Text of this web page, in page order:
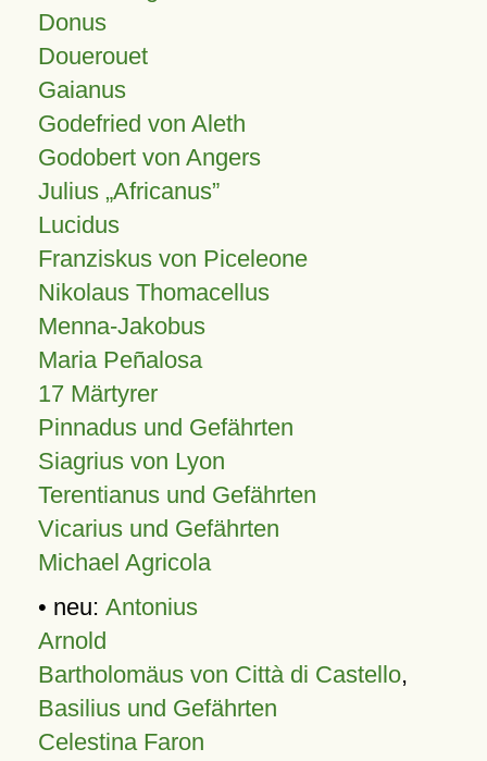
Donus
Douerouet
Gaianus
Godefried von Aleth
Godobert von Angers
Julius Africanus
Lucidus
Franziskus von Piceleone
Nikolaus Thomacellus
Menna-Jakobus
Maria Peñalosa
17 Märtyrer
Pinnadus und Gefährten
Siagrius von Lyon
Terentianus und Gefährten
Vicarius und Gefährten
Michael Agricola
• neu: Antonius
Arnold
Bartholomäus von Città di Castello,
Basilius und Gefährten
Celestina Faron